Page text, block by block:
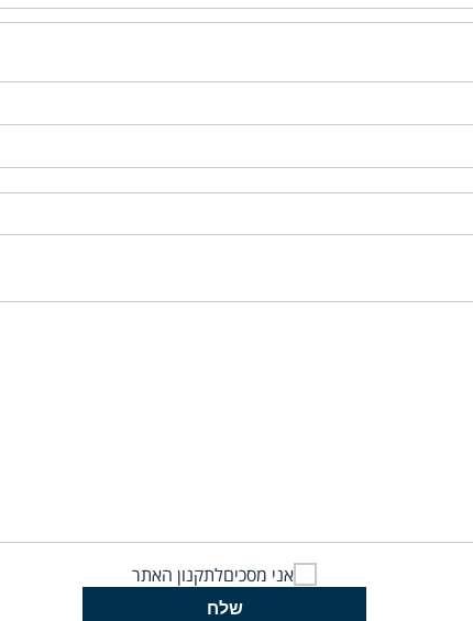
אני מסכיםלתקנון האתר
שלח